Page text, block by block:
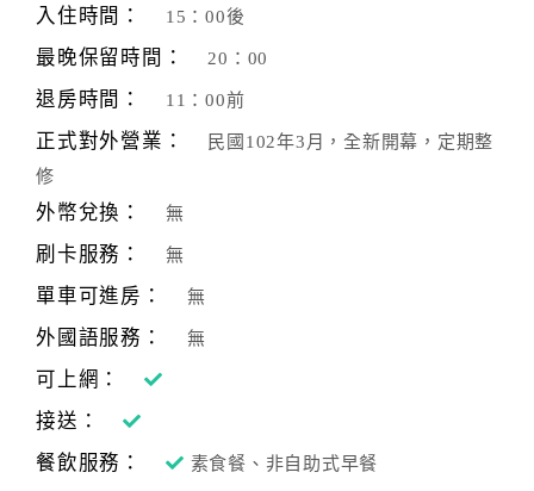
品
宣
入住時間： 15：00後
最晚保留時間： 20：00
退房時間： 11：00前
正式對外營業：
民國102年3月，全新開幕，定期整
修
外幣兌換： 無
刷卡服務： 無
單車可進房： 無
外國語服務： 無
可上網：
接送：
餐飲服務：
素食餐、非自助式早餐